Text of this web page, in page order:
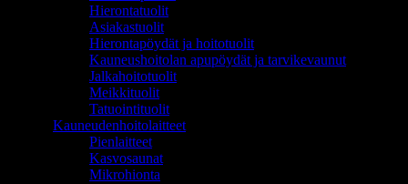
Hierontatuolit
Asiakastuolit
Hierontapöydät ja hoitotuolit
Kauneushoitolan apupöydät ja tarvikevaunut
Jalkahoitotuolit
Meikkituolit
Tatuointituolit
Kauneudenhoitolaitteet
Pienlaitteet
Kasvosaunat
Mikrohionta